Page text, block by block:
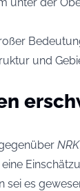
und
NRK
sei es